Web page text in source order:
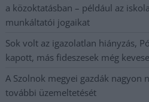
a közoktatásban – például az
munkáltatói jogaikat
Sok volt az igazolatlan hiányzás,
kapott, más fideszesek még
A Szolnok megyei gazdák nagyon
további üzemeltetését